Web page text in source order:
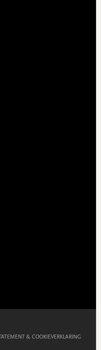
& COOKIEVERKLARING